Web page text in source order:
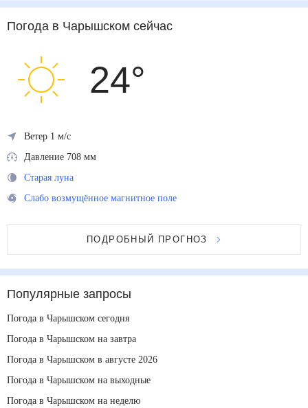
Погода в Чарышском сейчас
24°
Ветер 1 м/с
Давление 708 мм
Старая луна
Слабо возмущённое магнитное поле
ПОДРОБНЫЙ ПРОГНОЗ
Популярные запросы
Погода в Чарышском сегодня
Погода в Чарышском на завтра
Погода в Чарышском в августе 2026
Погода в Чарышском на выходные
Погода в Чарышском на неделю